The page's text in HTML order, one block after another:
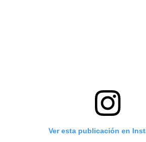
Ver esta publicación en